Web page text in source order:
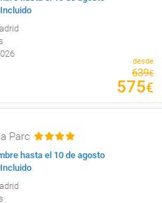
desde
639€
575€
Parc
hasta el 10 de agosto